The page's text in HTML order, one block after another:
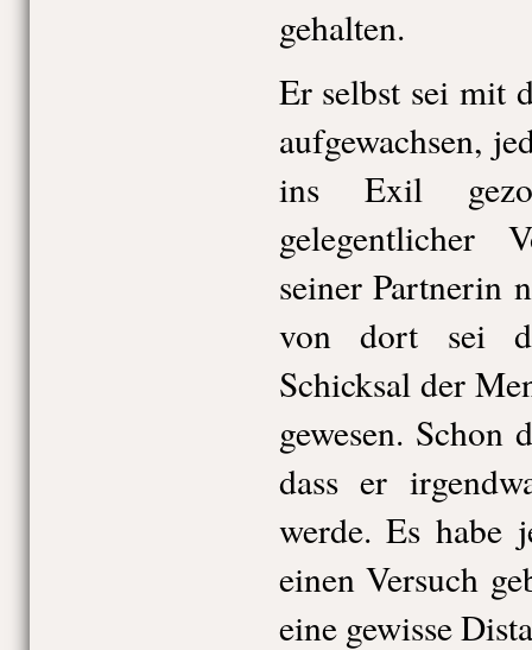
gehalten.
Er selbst sei mit
aufgewachsen,
ins Exil
gelegentlicher
seiner Partnerin
von dort sei
Schicksal der
gewesen. Schon
dass er
werde. Es habe
einen Versuch
eine gewisse